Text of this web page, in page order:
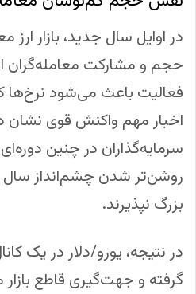
در اوایل سال جدید، بازار
حجم و مشارکت
فعالیت باعث می‌شود نرخ‌ها
اخبار مهم واکنش قوی نشان
سرمایه‌گذاران در چنین
روشن‌تر شدن چشم‌انداز
بزرگ نپذیرند.
در نتیجه، یورو/دلار در یک
گرفته و جهت‌گیری قاطع